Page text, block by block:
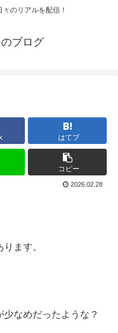
のリアルを配信！
ブログ
はてブ
コピー
2026.02.28
ます。
なめだったような？